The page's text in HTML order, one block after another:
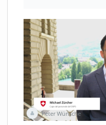
Peter Wünsche